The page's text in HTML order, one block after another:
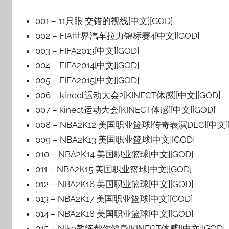
001 – 11只眼 交错的视线[中文][GOD]
002 – FIA世界汽车拉力锦标赛4[中文][GOD]
003 – FIFA2013[中文][GOD]
004 – FIFA2014[中文][GOD]
005 – FIFA2015[中文][GOD]
006 – kinect运动大会2[KINECT体感][中文][GOD]
007 – kinect运动大会[KINECT体感][中文][GOD]
008 – NBA2K12 美国职业篮球[传奇表演DLC][中文
009 – NBA2K13 美国职业篮球[中文][GOD]
010 – NBA2K14 美国职业篮球[中文][GOD]
011 – NBA2K15 美国职业篮球[中文][GOD]
012 – NBA2K16 美国职业篮球[中文][GOD]
013 – NBA2K17 美国职业篮球[中文][GOD]
014 – NBA2K18 美国职业篮球[中文][GOD]